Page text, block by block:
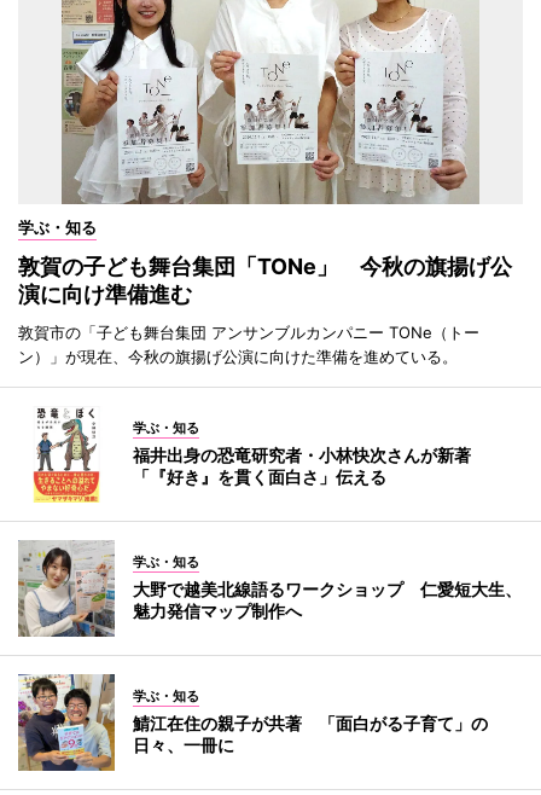
学ぶ・知る
敦賀の子ども舞台集団「TONe」 今秋の旗揚げ公
演に向け準備進む
敦賀市の「子ども舞台集団 アンサンブルカンパニー TONe（トー
ン）」が現在、今秋の旗揚げ公演に向けた準備を進めている。
学ぶ・知る
福井出身の恐竜研究者・小林快次さんが新著
「『好き』を貫く面白さ」伝える
学ぶ・知る
大野で越美北線語るワークショップ 仁愛短大生、
魅力発信マップ制作へ
学ぶ・知る
鯖江在住の親子が共著 「面白がる子育て」の
日々、一冊に